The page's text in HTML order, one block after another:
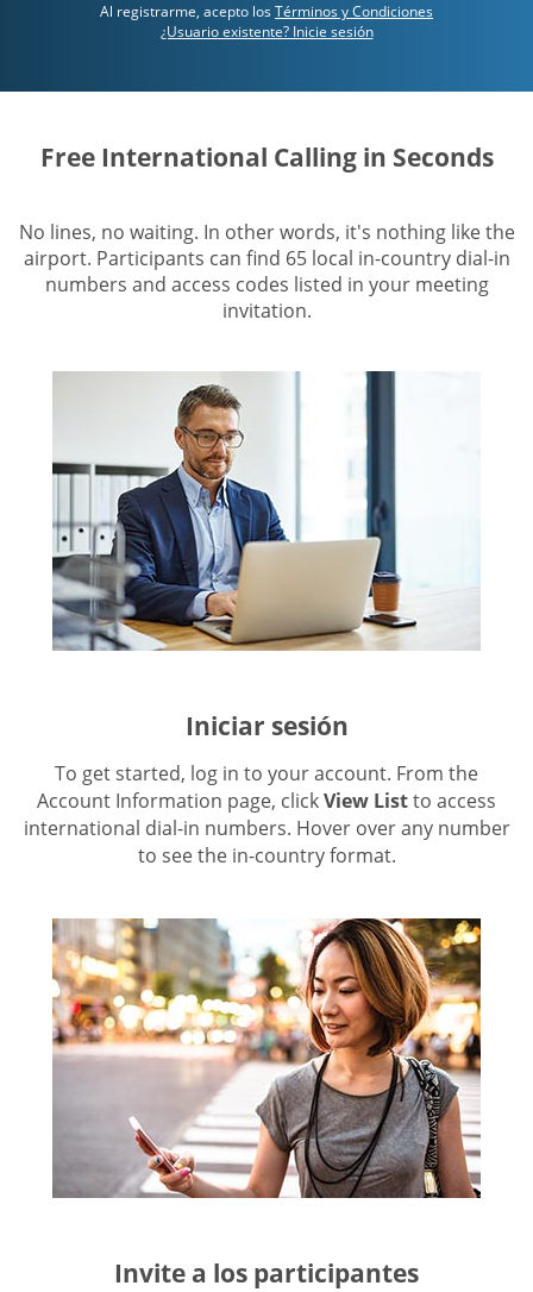
Al registrarme, acepto los Términos y Condiciones
¿Usuario existente? Inicie sesión
Free International Calling in Seconds
No lines, no waiting. In other words, it's nothing like the
airport. Participants can find 65 local in-country dial-in
numbers and access codes listed in your meeting
invitation.
Iniciar sesión
To get started, log in to your account. From the
Account Information page, clickView Listto access
international dial-in numbers. Hover over any number
to see the in-country format.
Invite a los participantes